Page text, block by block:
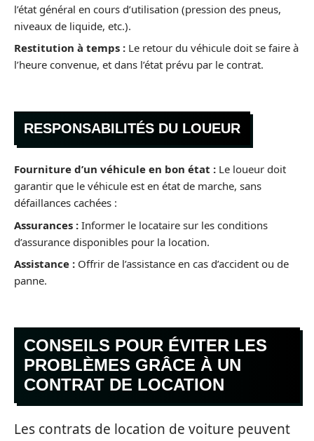
l’état général en cours d’utilisation (pression des pneus,
niveaux de liquide, etc.).
Restitution à temps : Le retour du véhicule doit se faire à
l’heure convenue, et dans l’état prévu par le contrat.
RESPONSABILITÉS DU LOUEUR
Fourniture d’un véhicule en bon état : Le loueur doit
garantir que le véhicule est en état de marche, sans
défaillances cachées :
Assurances : Informer le locataire sur les conditions
d’assurance disponibles pour la location.
Assistance : Offrir de l’assistance en cas d’accident ou de
panne.
CONSEILS POUR ÉVITER LES
PROBLÈMES GRÂCE À UN
CONTRAT DE LOCATION
Les contrats de location de voiture peuvent